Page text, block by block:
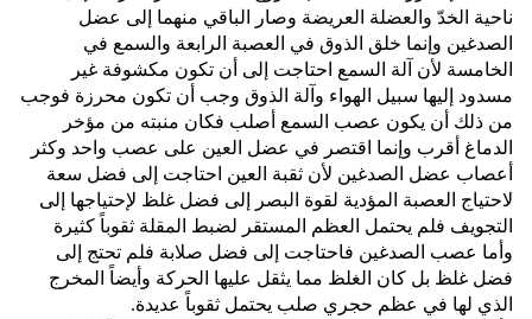
ناحية الخدّ والعضلة العريضة وصار الباقي منهما إلى عضل
الصدغين وإنما خلق الذوق في العصبة الرابعة والسمع في
الخامسة لأن آلة السمع احتاجت إلى أن تكون مكشوفة غير
مسدود إليها سبيل الهواء وآلة الذوق وجب أن تكون محرزة فوجب
من ذلك أن يكون عصب السمع أصلب فكان منبته من مؤخر
الدماغ أقرب وإنما اقتصر في عضل العين على عصب واحد وكثر
أعصاب عضل الصدغين لأن ثقبة العين احتاجت إلى فضل سعة
لاحتياج العصبة المؤدية لقوة البصر إلى فضل غلظ لإحتياجها إلى
التجويف فلم يحتمل العظم المستقر لضبط المقلة ثقوباً كثيرة
وأما عصب الصدغين فاحتاجت إلى فضل صلابة فلم تحتج إلى
فضل غلظ بل كان الغلظ مما يثقل عليها الحركة وأيضاً المخرج
الذي لها في عظم حجري صلب يحتمل ثقوباً عديدة‏.‏